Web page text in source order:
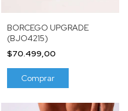
BORCEGO UPGRADE
(BJO4215)
$70.499,00
Comprar